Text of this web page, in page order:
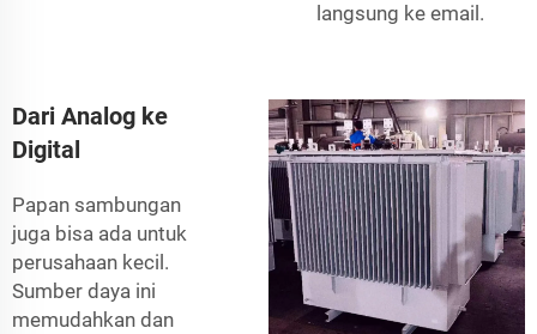
langsung ke email.
Dari Analog ke
Digital
Papan sambungan
juga bisa ada untuk
perusahaan kecil.
Sumber daya ini
memudahkan dan